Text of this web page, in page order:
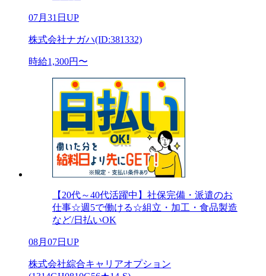
07月31日UP
株式会社ナガハ(ID:381332)
時給1,300円〜
【20代～40代活躍中】社保完備・派遣のお
仕事☆週5で働ける☆組立・加工・食品製造
など/日払いOK
08月07日UP
株式会社綜合キャリアオプション